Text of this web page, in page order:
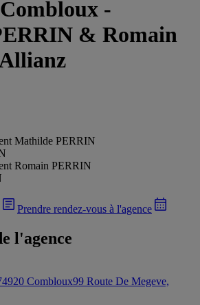
-
& Romain
Prendre rendez-vous à l'agence
l'agence
Combloux99 Route De Megeve,